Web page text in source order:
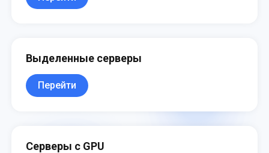
Выделенные серверы
Перейти
Серверы с GPU